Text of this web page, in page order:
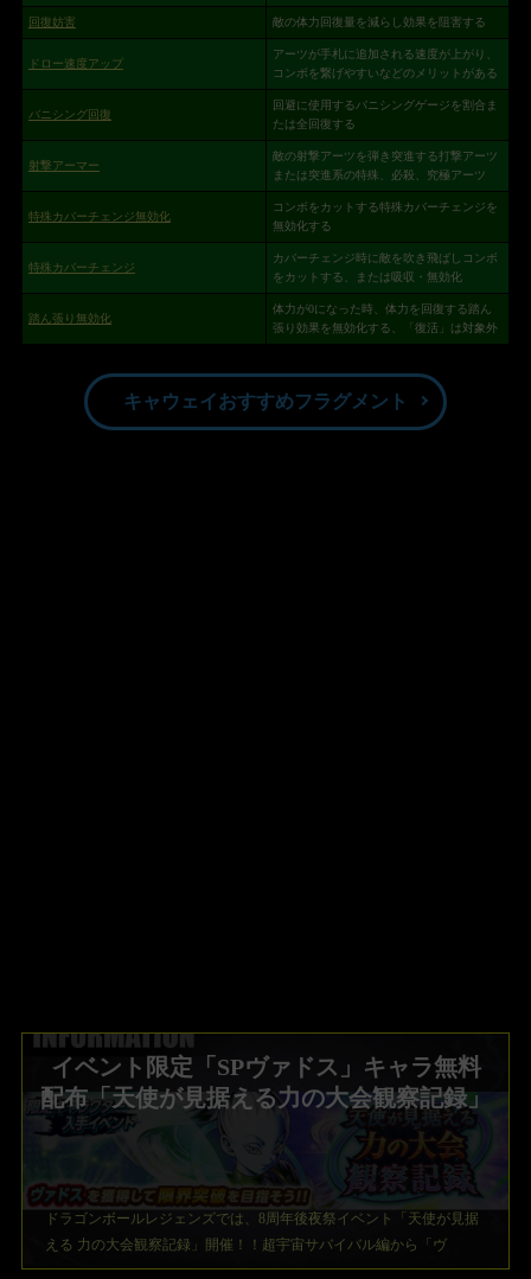
回復妨害 敵の体力回復量を減らし効果を阻害する
ドロー速度アップ
アーツが手札に追加される速度が上がり、
コンボを繋げやすいなどのメリットがある
バニシング回復
回避に使用するバニシングゲージを割合ま
たは全回復する
射撃アーマー
敵の射撃アーツを弾き突進する打撃アーツ
または突進系の特殊、必殺、究極アーツ
特殊カバーチェンジ無効化
コンボをカットする特殊カバーチェンジを
無効化する
特殊カバーチェンジ
カバーチェンジ時に敵を吹き飛ばしコンボ
をカットする、または吸収・無効化
踏ん張り無効化
体力が0になった時、体力を回復する踏ん
張り効果を無効化する、「復活」は対象外
キャウェイおすすめフラグメント
イベント限定「SPヴァドス」キャラ無料
配布「天使が見据える力の大会観察記録」
ドラゴンボールレジェンズでは、8周年後夜祭イベント「天使が見据
える 力の大会観察記録」開催！！超宇宙サバイバル編から「ヴ